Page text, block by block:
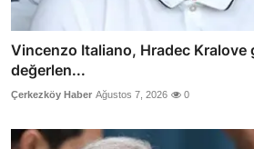
Vincenzo Italiano, Hradec Kralove
değerlen...
Çerkezköy Haber Ağustos 7, 2026 0